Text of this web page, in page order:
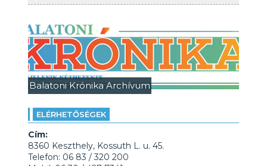
Balatoni Krónika Archívum
ELÉRHETŐSÉGEK
Cím:
8360 Keszthely, Kossuth L. u. 45.
Telefon: 06 83 / 320 200